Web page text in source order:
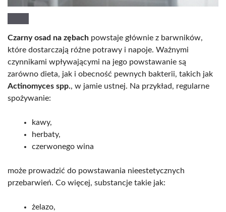
Czarny osad na zębach powstaje głównie z barwników,
które dostarczają różne potrawy i napoje. Ważnymi
czynnikami wpływającymi na jego powstawanie są
zarówno dieta, jak i obecność pewnych bakterii, takich jak
Actinomyces spp., w jamie ustnej. Na przykład, regularne
spożywanie:
kawy,
herbaty,
czerwonego wina
może prowadzić do powstawania nieestetycznych
przebarwień. Co więcej, substancje takie jak:
żelazo,